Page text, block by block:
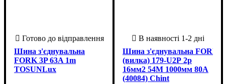
Шина з'єднувальна
FORK 3P 63A 1m
TOSUNLux
Шина з'єднувальна FORK
(вилка) 179-U2P 2p
16мм2 54M 1000мм 80A
(40084) Chint